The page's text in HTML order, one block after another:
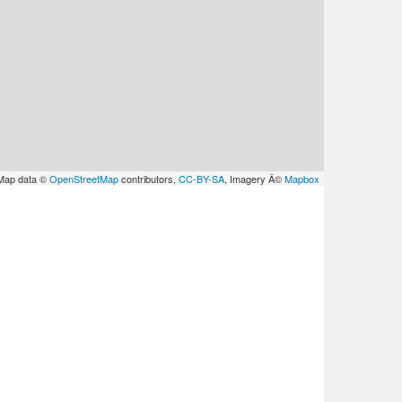
data ©OpenStreetMapcontributors, CC-BY-SA, Imagery Â©Mapbox